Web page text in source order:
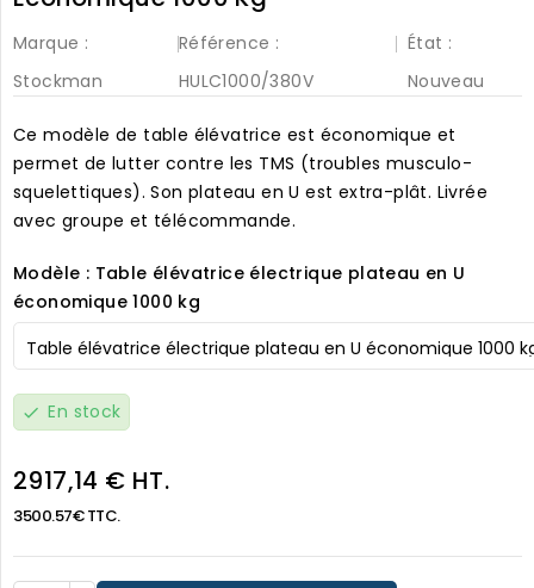
Marque :
Stockman
Référence :
HULC1000/380V
État :
Nouveau
Ce modèle de table élévatrice est économique et
permet de lutter contre les TMS (troubles musculo-
squelettiques). Son plateau en U est extra-plât. Livrée
avec groupe et télécommande.
Modèle : Table élévatrice électrique plateau en U
économique 1000 kg
check En stock
2917,14 € HT.
3500.57€ TTC.